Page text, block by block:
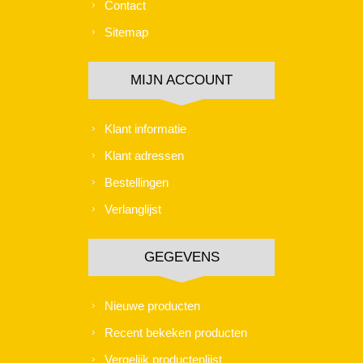
Contact
Sitemap
MIJN ACCOUNT
Klant informatie
Klant adressen
Bestellingen
Verlanglijst
GEGEVENS
Nieuwe producten
Recent bekeken producten
Vergelijk productenlijst